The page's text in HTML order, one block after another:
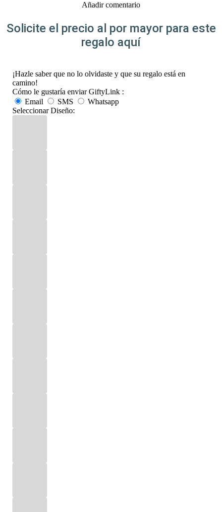
Añadir comentario
Solicite el precio al por mayor para este
regalo aquí
¡Hazle saber que no lo olvidaste y que su regalo está en
camino!
Cómo le gustaría enviar GiftyLink :
Email
SMS
Whatsapp
Seleccionar Diseño: